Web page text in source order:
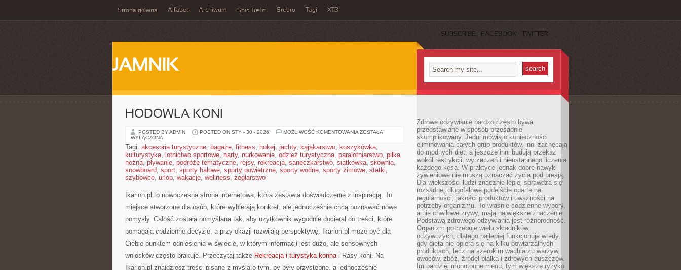
Strona główna Alfabet Archiwum Spis Treści Srebro Tagi XTB
SUBSCRIBE FACEBOOK TWITTER
JAMNIK
HODOWLA KONI
POSTED BY ADMIN POSTED ON STY - 30 - 2026 MOŻLIWOŚĆ KOMENTOWANIA HODOWLA
ZOSTAŁA
WYŁĄCZONA
Tagi: akcesoria turystyczne, bagaże, fitness, hokej, jachty, kajakarstwo, koszykówka,
kulturystyka, lotnictwo sportowe, narty, nurkowanie, odzież turystyczna, paralotniarstwo, piłka
nożna, pływanie, podróże tematyczne, rejsy, rekreacja, saneczkarstwo, siatkówka, siłownia,
snowboard, sport, sporty halowe, sporty powietrzne, sporty wodne, sporty zimowe, statki,
szybowce, urlop, wakacje, wellness, żeglarstwo
Ikarion.pl to nowoczesna strona internetowa, która zestawia doświadczenie z inspiracją. To
miejsce stworzone dla osób, które wybierają konkret, ale jednocześnie chcą poznawać nowe
pomysły. Całość została pomyślana tak, aby użytkownik wygodnie docierał do treści, które
pomagają codzienne decyzje, a przy okazji rozwijają perspektywę. Ikarion.pl może być dla
Ciebie punktem odniesienia w świecie, w którym informacji jest dużo, ale sensownych
wniosków często brakuje. Przeczytaj także Rekreacja i turystyka konnai Rasy koni. Na
Ikarion.pl znajdziesz treści pisane z myślą o tym, by były przystępne, a jednocześnie
Zdrowe odżywianie bardzo często bywa
przedstawiane w sposób przesadnie
skomplikowany. Jedni mówią o konieczności
eliminowania całych grup produktów, inni zachęcają
do modnych diet, a jeszcze inni budują przekaz
wokół restrykcji, wyrzeczeń i nieustannego liczenia
każdego kęsa. W praktyce jednak dobre nawyki
żywieniowe nie muszą oznaczać życia pod presją.
Dla większości ludzi znacznie lepiej sprawdza się
rozsądne, długofalowe podejście oparte na
regularności, jakości produktów i uważności na
potrzeby organizmu. To właśnie codzienne wybory,
a nie chwilowe zrywy, mają największe znaczenie.
Podstawą zdrowego odżywiania jest różnorodność.
Organizm potrzebuje wielu składników
odżywczych, dlatego najlepiej funkcjonuje wtedy,
gdy dieta nie opiera się na kilku powtarzalnych
produktach, lecz na szerokim wachlarzu warzyw,
owoców, zbóż, źródeł białka i zdrowych tłuszczów.
Im bardziej monotonne menu, tym większe ryzyko